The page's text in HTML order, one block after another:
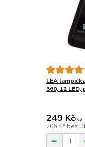
LEA
360, 12
249 Kč/ks
206 Kč bez